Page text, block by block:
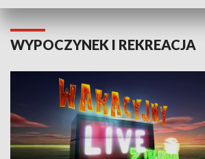
WYPOCZYNEK I REKREACJA